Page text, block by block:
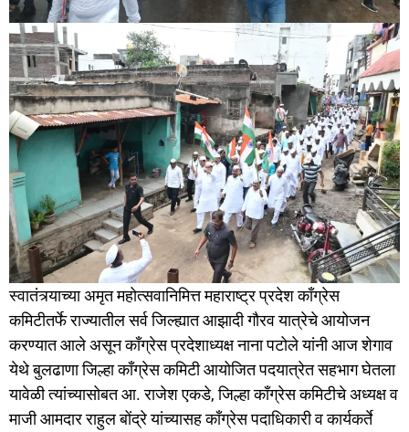
स्वातंत्र्याच्या अमृत महोत्सवानिमित्त महाराष्ट्र प्रदेश काँग्रेस
कमिटीतर्फे राज्यातील सर्व जिल्ह्यात आझादी गौरव यात्रेचे आयोजन
करण्यात आले असून काँग्रेस प्रदेशाध्यक्ष नाना पटोले यांनी आज शेगाव
येथे बुलढाणा जिल्हा काँग्रेस कमिटी आयोजित पदयात्रेत सहभाग घेतला
यावेळी त्यांच्यासोबत आ. राजेश एकडे, जिल्हा काँग्रेस कमिटीचे अध्यक्ष व
माजी आमदार राहुल बोंद्रे यांच्यासह काँग्रेस पदाधिकारी व कार्यकर्ते